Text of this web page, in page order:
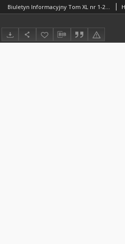
Biuletyn Informacyjny Tom XL nr 1-2 1995